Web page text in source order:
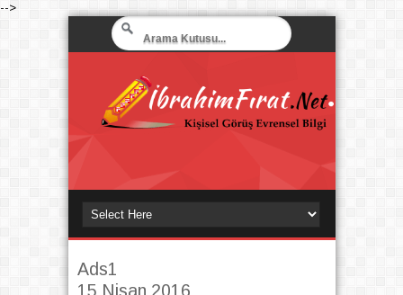
-->
Ads1
15 Nisan 2016